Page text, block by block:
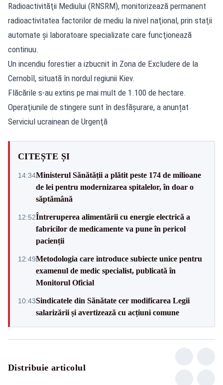
Radioactivităţii Mediului (RNSRM), monitorizează permanent
radioactivitatea factorilor de mediu la nivel naţional, prin staţii
automate şi laboratoare specializate care funcţionează
continuu.
Un incendiu forestier a izbucnit în Zona de Excludere de la
Cernobîl, situată în nordul regiunii Kiev.
Flăcările s-au extins pe mai mult de 1.100 de hectare.
Operaţiunile de stingere sunt în desfășurare, a anunțat
Serviciul ucrainean de Urgenţă
CITEȘTE ȘI
14:34Ministerul Sănătății a plătit peste 174 de milioane
de lei pentru modernizarea spitalelor, în doar o
săptămână
12:52Întreruperea alimentării cu energie electrică a
fabricilor de medicamente va pune în pericol
pacienții
12:49Metodologia care introduce subiecte unice pentru
examenul de medic specialist, publicată în
Monitorul Oficial
10:43Sindicatele din Sănătate cer modificarea Legii
salarizării și avertizează cu acțiuni comune
Distribuie articolul